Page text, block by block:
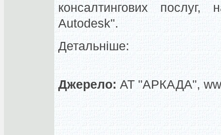
консалтингових послуг,
Autodesk".
Детальніше:
Джерело: АТ "АРКАДА",